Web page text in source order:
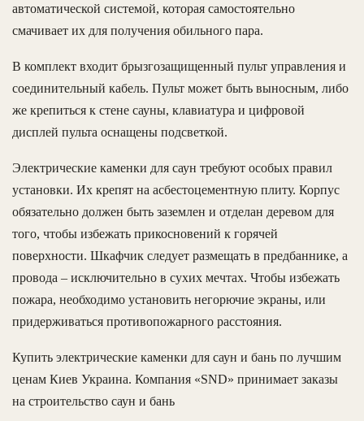
автоматической системой, которая самостоятельно
смачивает их для получения обильного пара.
В комплект входит брызгозащищенный пульт управления и
соединительный кабель. Пульт может быть выносным, либо
же крепиться к стене сауны, клавиатура и цифровой
дисплей пульта оснащены подсветкой.
Электрические каменки для саун требуют особых правил
установки. Их крепят на асбестоцементную плиту. Корпус
обязательно должен быть заземлен и отделан деревом для
того, чтобы избежать прикосновений к горячей
поверхности. Шкафчик следует размещать в предбаннике, а
провода – исключительно в сухих мечтах. Чтобы избежать
пожара, необходимо установить негорючие экраны, или
придерживаться противопожарного расстояния.
Купить электрические каменки для саун и бань по лучшим
ценам Киев Украина. Компания «SND» принимает заказы
на строительство саун и бань